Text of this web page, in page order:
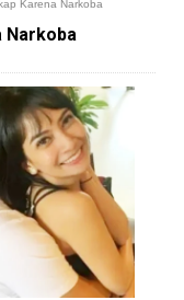
Karena Narkoba
Narkoba